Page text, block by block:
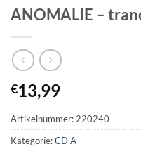
ANOMALIE –
€13,99
Artikelnummer:220240
Kategorie:CD A